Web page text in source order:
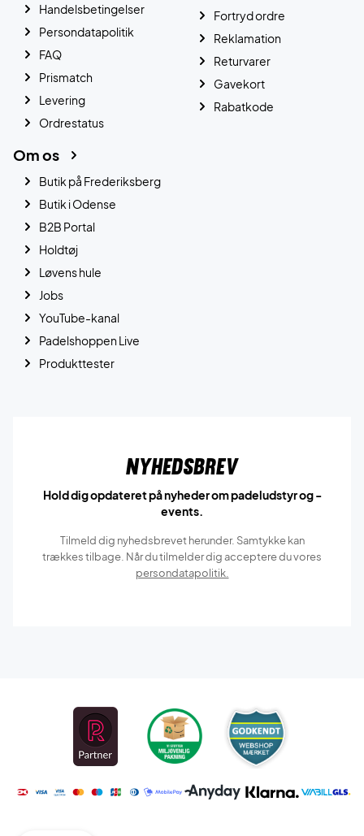
Handelsbetingelser
Persondatapolitik
FAQ
Prismatch
Levering
Ordrestatus
Fortryd ordre
Reklamation
Returvarer
Gavekort
Rabatkode
Om os
Butik på Frederiksberg
Butik i Odense
B2B Portal
Holdtøj
Løvens hule
Jobs
YouTube-kanal
Padelshoppen Live
Produkttester
Nyhedsbrev
Hold dig opdateret på nyheder om padeludstyr og -
events.
Tilmeld dig nyhedsbrevet herunder. Samtykke kan
trækkes tilbage. Når du tilmelder dig acceptere du vores
persondatapolitik.